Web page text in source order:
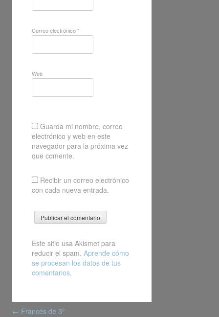
Correo electrónico*
Web
Guarda mi nombre, correo
electrónico y web en este
navegador para la próxima vez
que comente.
Recibir un correo electrónico
con cada nueva entrada.
Este sitio usa Akismet para
reducir el spam. Aprende cómo
se procesan los datos de tus
comentarios.
navigation
← Francés de 3º